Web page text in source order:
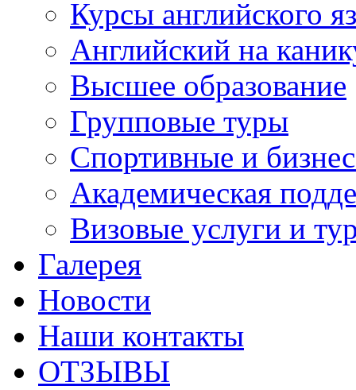
Курсы английского
Английский на
Высшее образование
Групповые туры
Спортивные и
Академическая
Визовые услуги и
Галерея
Новости
Наши контакты
ОТЗЫВЫ